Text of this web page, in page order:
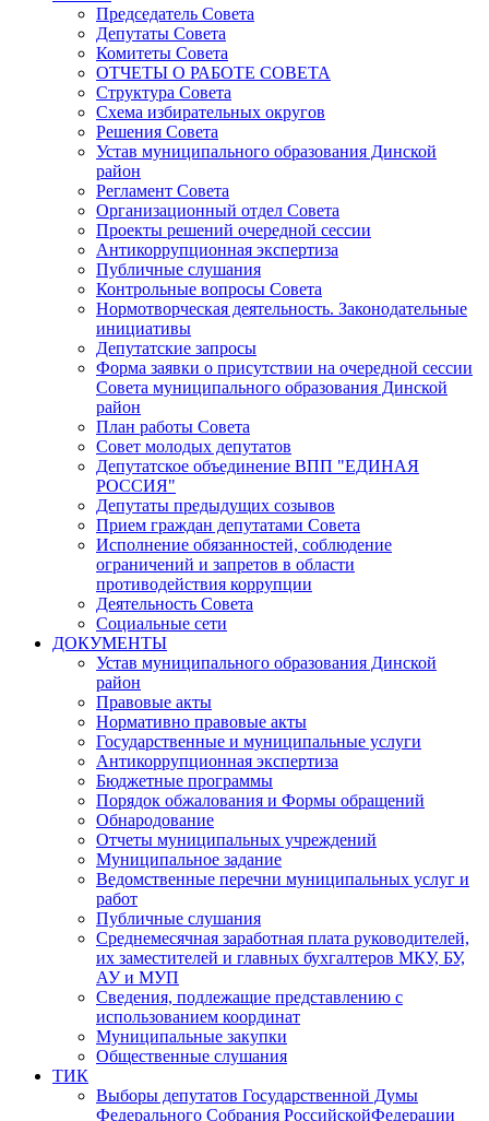
Председатель Совета
Депутаты Совета
Комитеты Совета
ОТЧЕТЫ О РАБОТЕ СОВЕТА
Структура Совета
Схема избирательных округов
Решения Совета
Устав муниципального образования Динской
район
Регламент Совета
Организационный отдел Совета
Проекты решений очередной сессии
Антикоррупционная экспертиза
Публичные слушания
Контрольные вопросы Совета
Нормотворческая деятельность. Законодательные
инициативы
Депутатские запросы
Форма заявки о присутствии на очередной сессии
Совета муниципального образования Динской
район
План работы Совета
Совет молодых депутатов
Депутатское объединение ВПП "ЕДИНАЯ
РОССИЯ"
Депутаты предыдущих созывов
Прием граждан депутатами Совета
Исполнение обязанностей, соблюдение
ограничений и запретов в области
противодействия коррупции
Деятельность Совета
Социальные сети
ДОКУМЕНТЫ
Устав муниципального образования Динской
район
Правовые акты
Нормативно правовые акты
Государственные и муниципальные услуги
Антикоррупционная экспертиза
Бюджетные программы
Порядок обжалования и Формы обращений
Обнародование
Отчеты муниципальных учреждений
Муниципальное задание
Ведомственные перечни муниципальных услуг и
работ
Публичные слушания
Среднемесячная заработная плата руководителей,
их заместителей и главных бухгалтеров МКУ, БУ,
АУ и МУП
Сведения, подлежащие представлению с
использованием координат
Муниципальные закупки
Общественные слушания
ТИК
Выборы депутатов Государственной Думы
Федерального Собрания РоссийскойФедерации